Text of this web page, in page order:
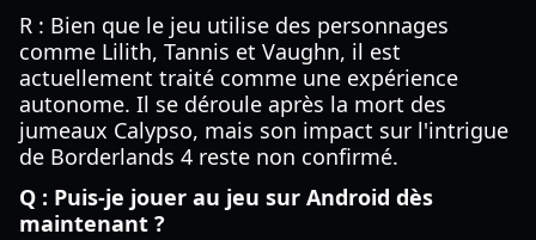
R : Bien que le jeu utilise des personnages
comme Lilith, Tannis et Vaughn, il est
actuellement traité comme une expérience
autonome. Il se déroule après la mort des
jumeaux Calypso, mais son impact sur l'intrigue
de Borderlands 4 reste non confirmé.
Q : Puis-je jouer au jeu sur Android dès
maintenant ?